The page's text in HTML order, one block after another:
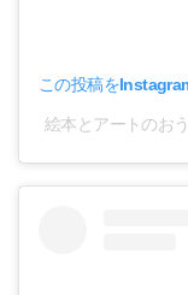
この投稿を
絵本とアートのお